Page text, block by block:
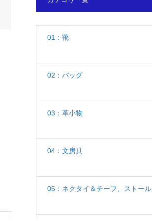
01：靴
02：バッグ
03：革小物
04：文房具
05：ネクタイ＆チーフ、ストール